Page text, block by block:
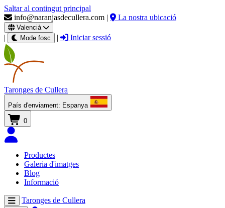
Saltar al contingut principal
info@naranjasdecullera.com | La nostra ubicació
Valencià
| Mode fosc | Iniciar sessió
Taronges de Cullera
País d'enviament: Espanya
0
Productes
Galeria d'imatges
Blog
Informació
Taronges de Cullera